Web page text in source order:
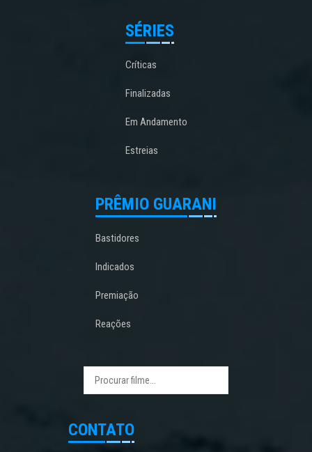
SÉRIES
Críticas
Finalizadas
Em Andamento
Estreias
PRÊMIO GUARANI
Bastidores
Indicados
Premiação
Reações
CONTATO